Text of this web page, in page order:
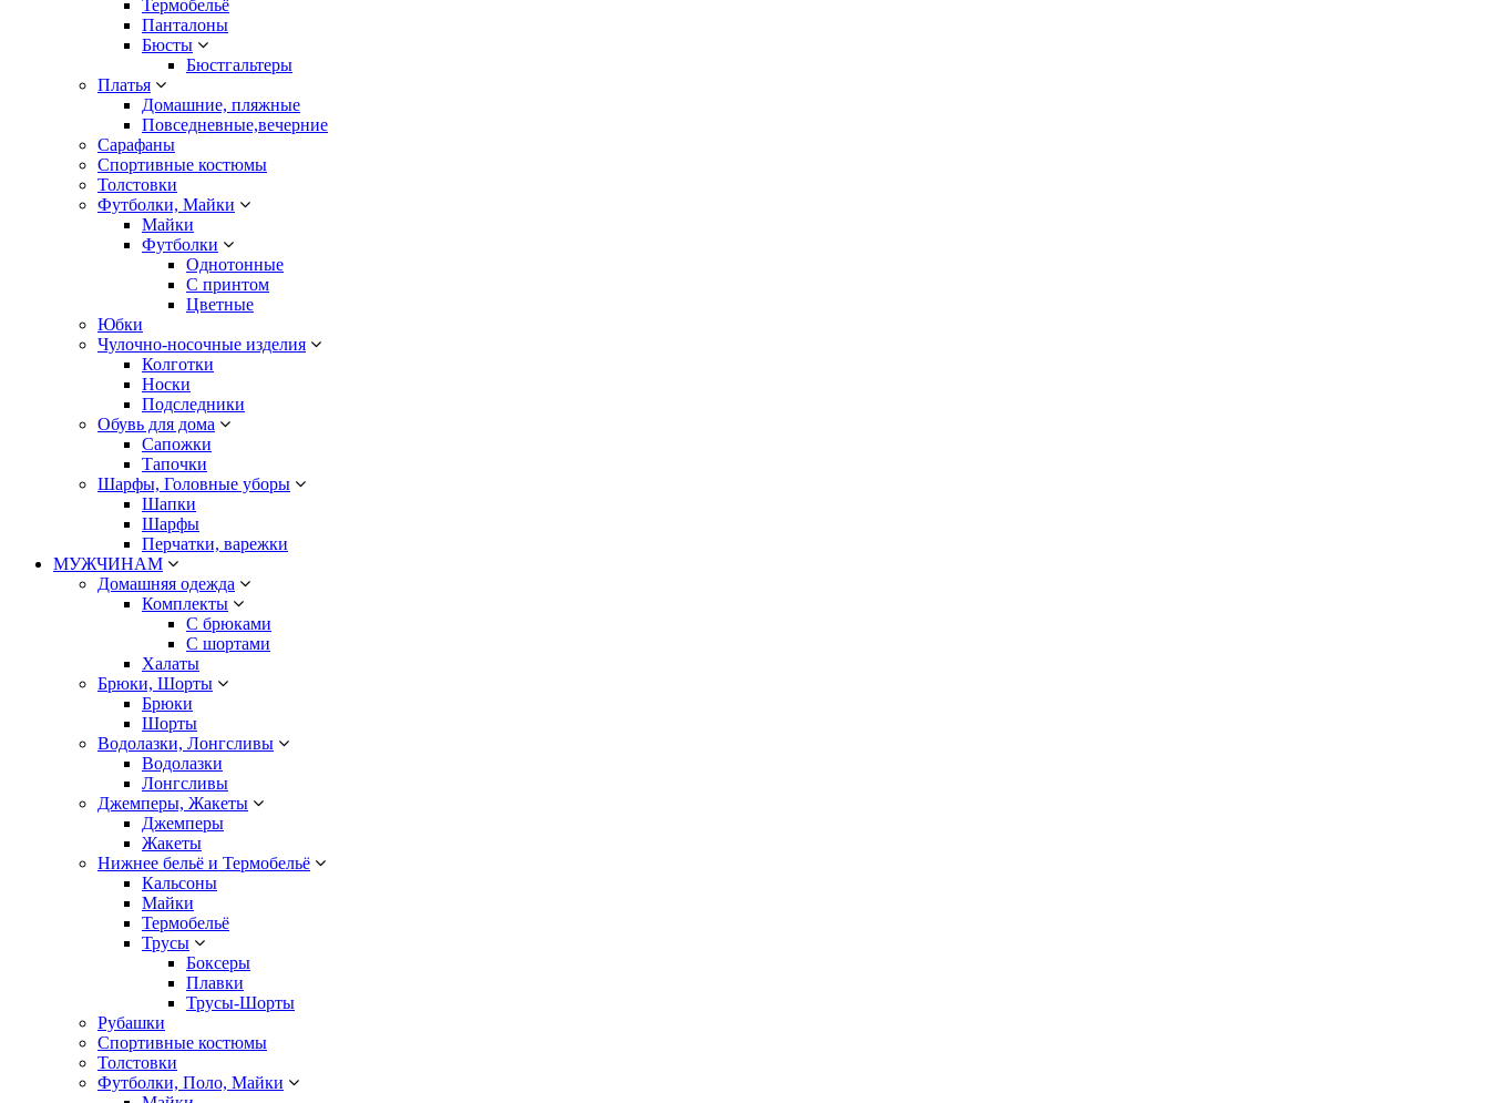
Термобельё
Панталоны
Бюсты
Бюстгальтеры
Платья
Домашние, пляжные
Повседневные,вечерние
Сарафаны
Спортивные костюмы
Толстовки
Футболки, Майки
Майки
Футболки
Однотонные
С принтом
Цветные
Юбки
Чулочно-носочные изделия
Колготки
Носки
Подследники
Обувь для дома
Сапожки
Тапочки
Шарфы, Головные уборы
Шапки
Шарфы
Перчатки, варежки
МУЖЧИНАМ
Домашняя одежда
Комплекты
С брюками
С шортами
Халаты
Брюки, Шорты
Брюки
Шорты
Водолазки, Лонгсливы
Водолазки
Лонгсливы
Джемперы, Жакеты
Джемперы
Жакеты
Нижнее бельё и Термобельё
Кальсоны
Майки
Термобельё
Трусы
Боксеры
Плавки
Трусы-Шорты
Рубашки
Спортивные костюмы
Толстовки
Футболки, Поло, Майки